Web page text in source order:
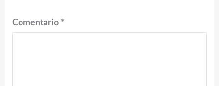
Comentario *